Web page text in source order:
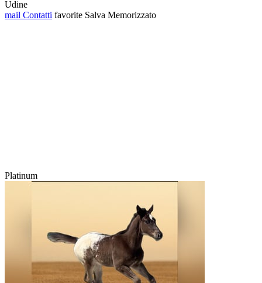
Udine
mail Contatti favorite Salva Memorizzato
Platinum